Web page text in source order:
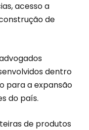
acesso a
de
dentro
para a expansão
do país.
de produtos